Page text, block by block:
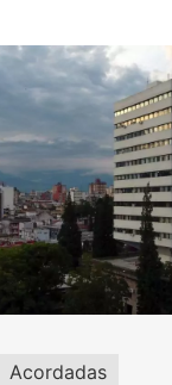
Acordadas